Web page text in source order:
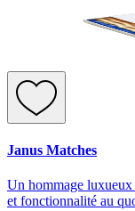
Janus Matches
Un hommage
et fonctionnalité au